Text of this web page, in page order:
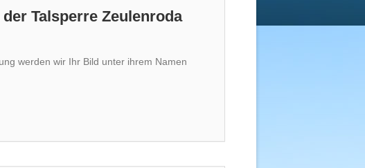
Talsperre Zeulenroda
werden wir Ihr Bild unter ihrem Namen